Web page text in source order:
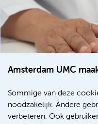
Amsterdam UMC
Sommige van deze
noodzakelijk. Andere
verbeteren. Ook
voor patiënten met